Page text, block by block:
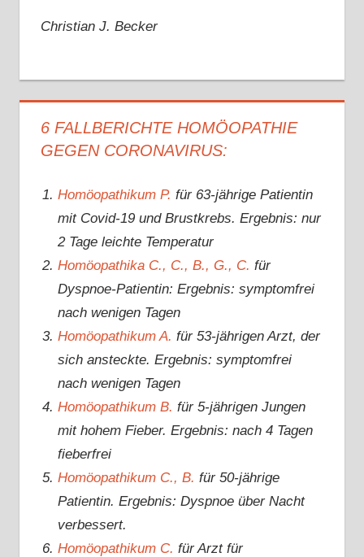
Christian J. Becker
6 FALLBERICHTE HOMÖOPATHIE
GEGEN CORONAVIRUS:
Homöopathikum P. für 63-jährige Patientin
mit Covid-19 und Brustkrebs. Ergebnis: nur
2 Tage leichte Temperatur
Homöopathika C., C., B., G., C. für
Dyspnoe-Patientin: Ergebnis: symptomfrei
nach wenigen Tagen
Homöopathikum A. für 53-jährigen Arzt, der
sich ansteckte. Ergebnis: symptomfrei
nach wenigen Tagen
Homöopathikum B. für 5-jährigen Jungen
mit hohem Fieber. Ergebnis: nach 4 Tagen
fieberfrei
Homöopathikum C., B. für 50-jährige
Patientin. Ergebnis: Dyspnoe über Nacht
verbessert.
Homöopathikum C. für Arzt für